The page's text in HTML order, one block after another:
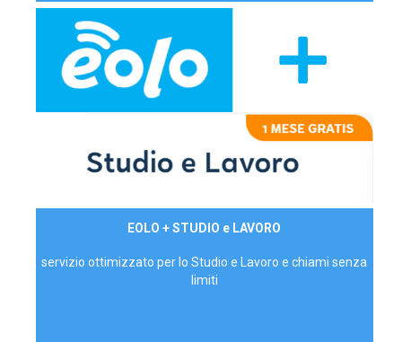
EOLO + STUDIO e LAVORO
servizio ottimizzato per lo Studio e Lavoro e chiami senza
limiti